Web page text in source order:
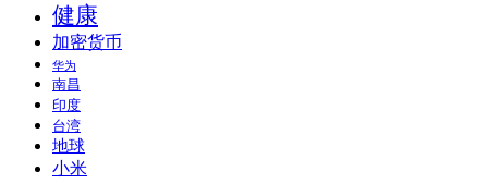
健康
加密货币
华为
南昌
印度
台湾
地球
小米